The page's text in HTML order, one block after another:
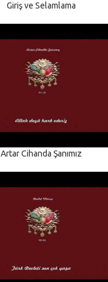
Giriş ve Selamlama
Artar Cihanda Şanımız